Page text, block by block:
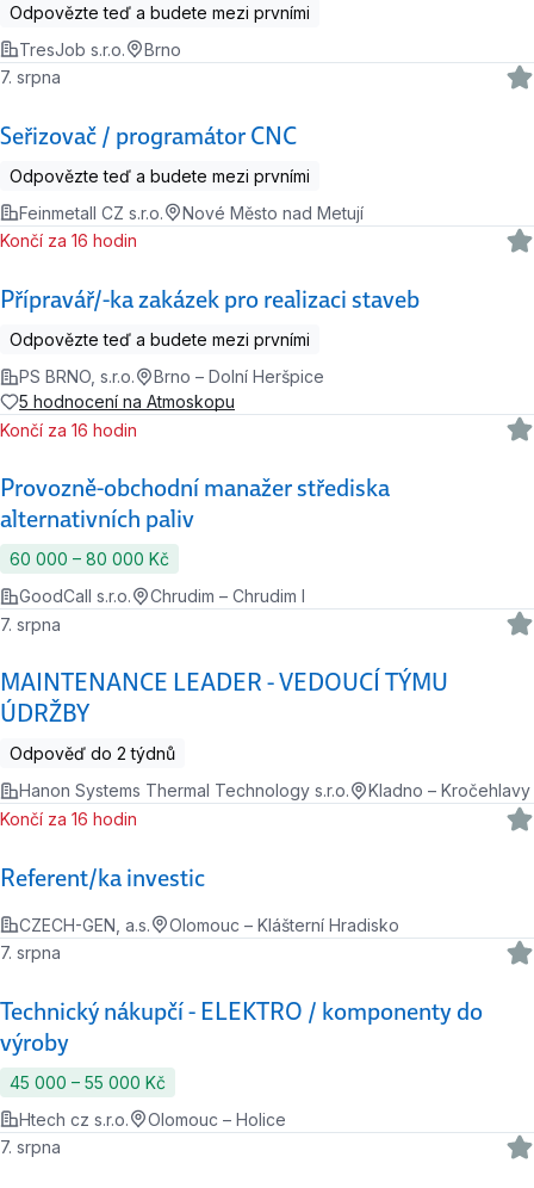
Odpovězte teď a budete mezi prvními
TresJob s.r.o.
Brno
Seřizovač / programátor CNC
7. srpna
Odpovězte teď a budete mezi prvními
Feinmetall CZ s.r.o.
Nové Město nad Metují
Přípravář/-ka zakázek pro realizaci staveb
Končí za 16 hodin
Odpovězte teď a budete mezi prvními
PS BRNO, s.r.o.
Brno – Dolní Heršpice
5 hodnocení na Atmoskopu
Provozně-obchodní manažer střediska
alternativních paliv
Končí za 16 hodin
60 000 ‍–‍ 80 000 Kč
GoodCall s.r.o.
Chrudim – Chrudim I
MAINTENANCE LEADER - VEDOUCÍ TÝMU
ÚDRŽBY
7. srpna
Odpověď do 2 týdnů
Hanon Systems Thermal Technology s.r.o.
Kladno – Kročehlavy
Referent/ka investic
Končí za 16 hodin
CZECH-GEN, a.s. Olomouc – Klášterní Hradisko
Technický nákupčí - ELEKTRO / komponenty do
výroby
7. srpna
45 000 ‍–‍ 55 000 Kč
Htech cz s.r.o.
Olomouc – Holice
7. srpna